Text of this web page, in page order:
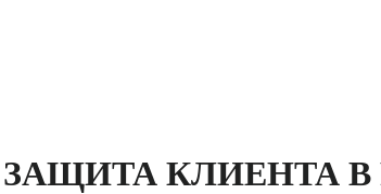
ЗАЩИТА КЛИЕНТА